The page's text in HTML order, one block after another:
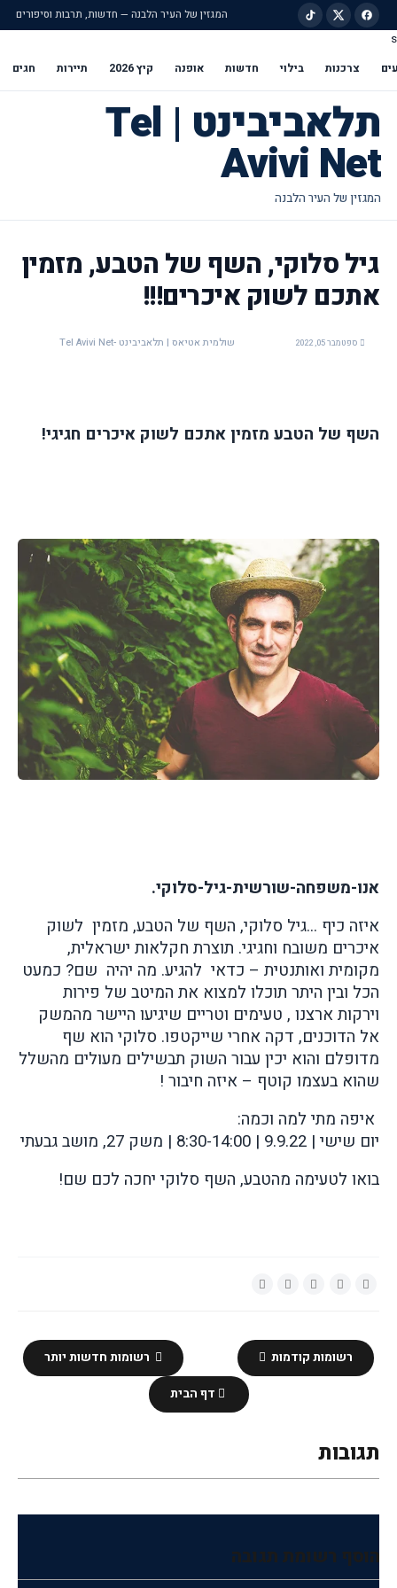
המגזין של העיר הלבנה — חדשות, תרבות וסיפורים
s
צרכנות בילוי חדשות אופנה קיץ 2026 תיירות חגים
תלאביבינט | Tel
Avivi Net
גיל סלוקי, השף של הטבע, מזמין
אתכם לשוק איכרים!!!
ספטמבר 05, 2022 שולמית אטיאס | תלאביבינט -Tel Avivi Net
השף של הטבע מזמין אתכם לשוק איכרים חגיגי!
אנו-משפחה-שורשית-גיל-סלוקי.
איזה כיף ...גיל סלוקי, השף של הטבע, מזמין לשוק
איכרים משובח וחגיגי. תוצרת חקלאות ישראלית,
מקומית ואותנטית – כדאי להגיע. מה יהיה שם? כמעט
הכל ובין היתר תוכלו למצוא את המיטב של פירות
וירקות ארצנו , טעימים וטריים שיגיעו היישר מהמשק
אל הדוכנים, דקה אחרי שייקטפו. סלוקי הוא שף
מדופלם והוא יכין עבור השוק תבשילים מעולים מהשלל
שהוא בעצמו קוטף – איזה חיבור !
איפה מתי למה וכמה:
יום שישי | 9.9.22 | 8:30-14:00 | משק 27, מושב גבעתי
בואו לטעימה מהטבע, השף סלוקי יחכה לכם שם!
רשומות חדשות יותר רשומות קודמות
דף הבית
תגובות
הוסף רשומת תגובה